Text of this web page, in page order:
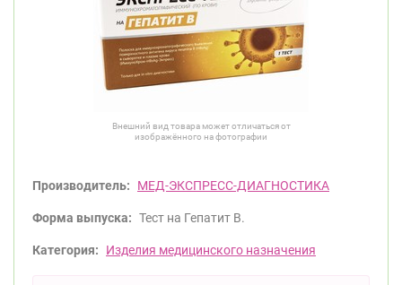
Внешний вид товара может отличаться от
изображённого на фотографии
Производитель: МЕД-ЭКСПРЕСС-ДИАГНОСТИКА
Форма выпуска: Тест на Гепатит В.
Категория: Изделия медицинского назначения